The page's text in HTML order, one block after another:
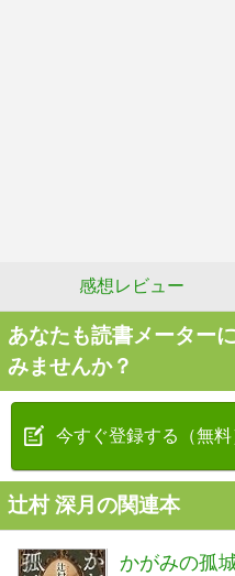
感想レビュー
あなたも読書メーター
みませんか？
今すぐ登録する（無料
辻村 深月の関連本
かがみの孤